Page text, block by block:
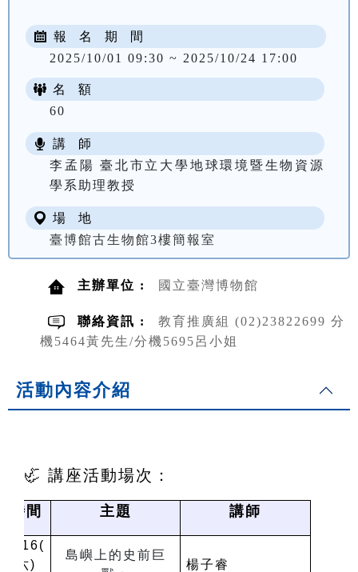
報 名 期 間
2025/10/01 09:30 ~ 2025/10/24 17:00
名 額
60
講 師
李孟陽 臺北市立大學地球環境暨生物資源
學系助理教授
場 地
臺博館古生物館3樓簡報室
主辦單位 : 國立臺灣博物館
聯絡資訊 :
教育推廣組 (02)23822699 分
機5464黃先生/分機5695呂小姐
活動內容介紹
🦏 講座活動場次：
時間 主題 講師
8/16(
六)
島嶼上的史前巨
楊子睿